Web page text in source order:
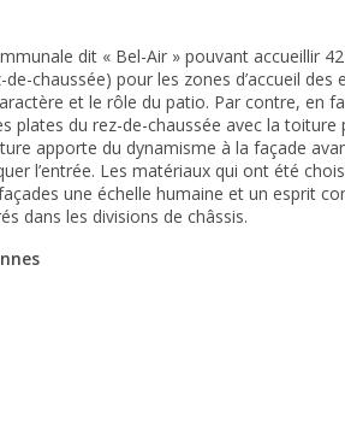
dit « Bel-Air » pouvant accueillir
chaussée) pour les zones d’accueil
et le rôle du patio. Par contre, en
plates du rez-de-chaussée avec la toiture
apporte du dynamisme à la façade
l’entrée. Les matériaux qui ont été
une échelle humaine et un esprit
dans les divisions de châssis.